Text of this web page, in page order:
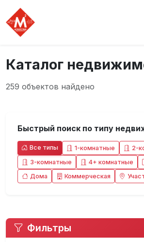
Каталог
259 объектов найдено
Быстрый поиск по типу
Все типы 1-комнатные
2-
3-комнатные
4+ комнатные
Дома
Коммерческая
Фильтры